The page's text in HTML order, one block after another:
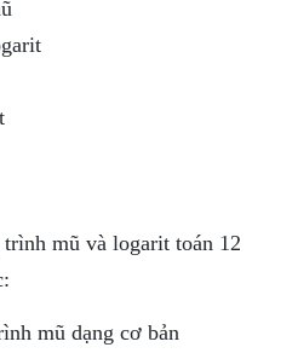
mũ và logarit toán 12
mũ dạng cơ bản